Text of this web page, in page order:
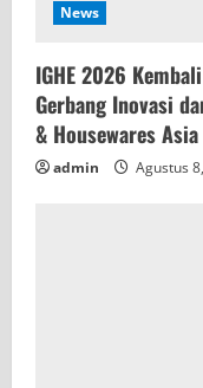
News
IGHE 2026
Gerbang Inovasi
& Housewares
admin Agustus